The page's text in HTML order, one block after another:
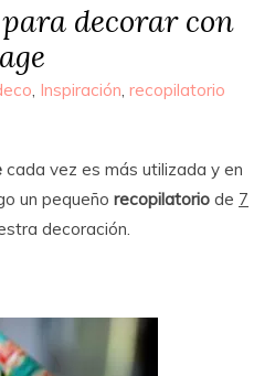
decorar con
, Inspiración, recopilatorio
cada vez es más utilizada y en
un pequeño recopilatorio de 7
decoración.